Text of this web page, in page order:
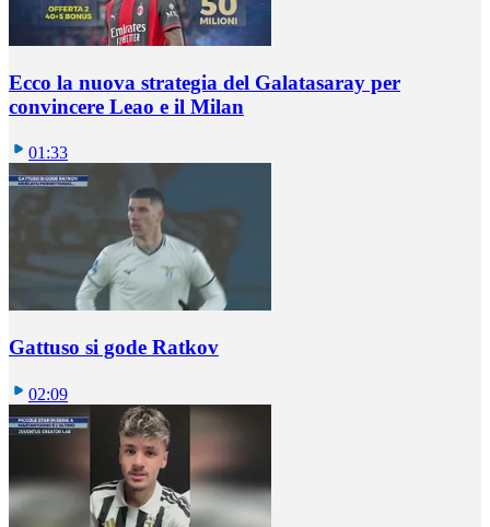
Ecco la nuova strategia del Galatasaray per
convincere Leao e il Milan
01:33
Gattuso si gode Ratkov
02:09